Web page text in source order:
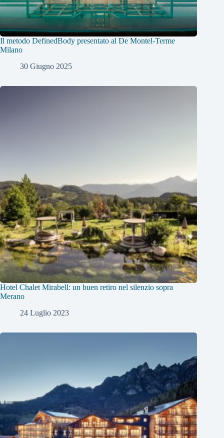
Il metodo DefinedBody presentato al De Montel-Terme
Milano
30 Giugno 2025
Hotel Chalet Mirabell: un buen retiro nel silenzio sopra
Merano
24 Luglio 2023